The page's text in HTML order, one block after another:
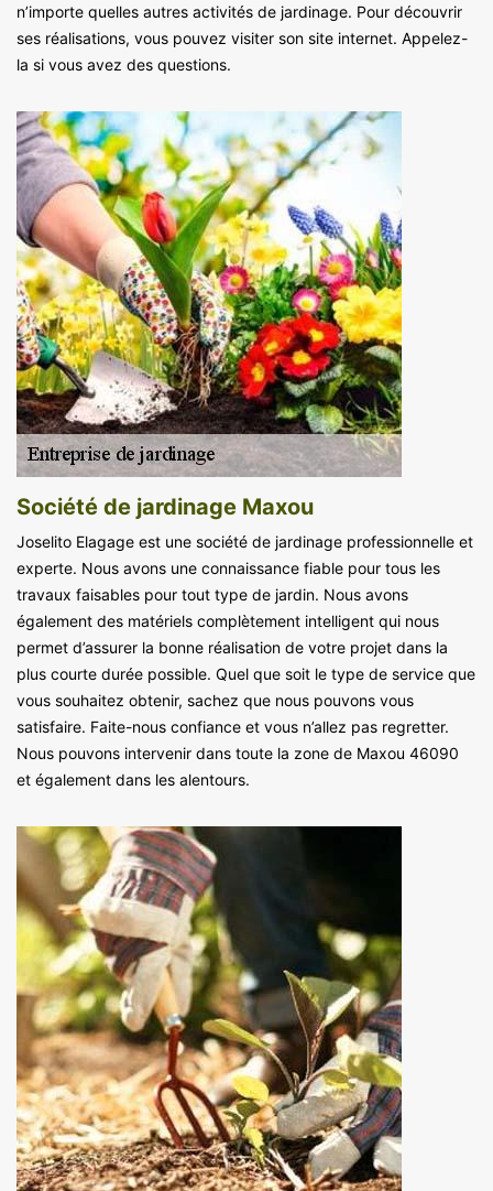
n’importe quelles autres activités de jardinage. Pour découvrir
ses réalisations, vous pouvez visiter son site internet. Appelez-
la si vous avez des questions.
Société de jardinage Maxou
Joselito Elagage est une société de jardinage professionnelle et
experte. Nous avons une connaissance fiable pour tous les
travaux faisables pour tout type de jardin. Nous avons
également des matériels complètement intelligent qui nous
permet d’assurer la bonne réalisation de votre projet dans la
plus courte durée possible. Quel que soit le type de service que
vous souhaitez obtenir, sachez que nous pouvons vous
satisfaire. Faite-nous confiance et vous n’allez pas regretter.
Nous pouvons intervenir dans toute la zone de Maxou 46090
et également dans les alentours.